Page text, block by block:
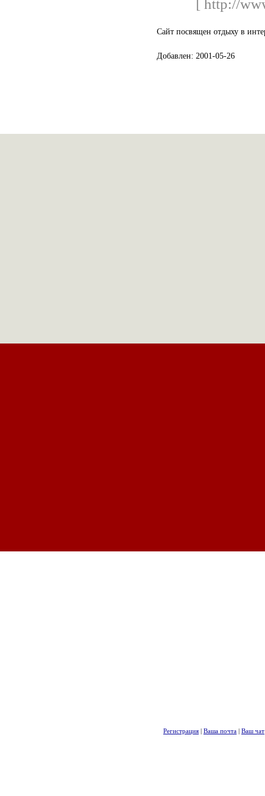
[ http://
Сайт посвящен отдыху в
Добавлен: 2001-05-26
Регистрация | Ваша почта | Ваш чат